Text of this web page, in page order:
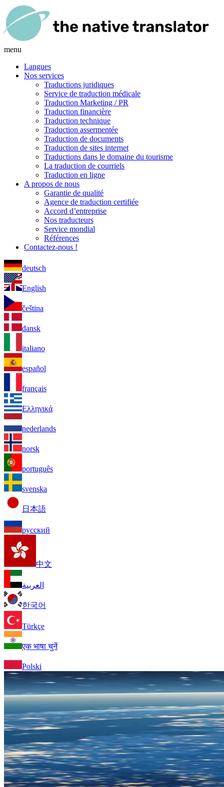
menu
Langues
Nos services
Traductions juridiques
Service de traduction médicale
Traduction Marketing / PR
Traduction financière
Traduction technique
Traduction assermentée
Traduction de documents
Traduction de sites internet
Traductions dans le domaine du tourisme
La traduction de courriels
Traduction en ligne
A propos de nous
Garantie de qualité
Agence de traduction certifiée
Accord d’entreprise
Nos traducteurs
Service mondial
Références
Contactez-nous !
deutsch
English
čeština
dansk
italiano
español
français
Ελληνικά
nederlands
norsk
português
svenska
日本語
русский
中文
العربية
한국어
Türkçe
एक भाषा चुनें
Polski